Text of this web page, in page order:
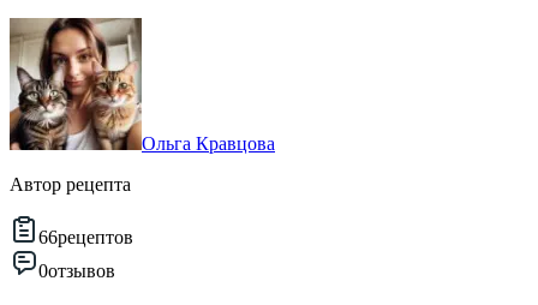
Ольга Кравцова
Автор рецепта
66рецептов
0отзывов